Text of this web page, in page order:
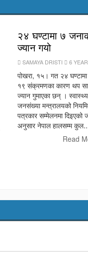
२४ घण्टामा ७
ज्यान गयो
SAMAYA DRISTI 6
पोखरा, १५। गत २४
१९ संक्रमणका कारण थप
ज्यान गुमाएका छन् ।
जनसंख्या मन्त्रालयको
पत्रकार सम्मेलनमा दिइएको
अनुसार नेपाल हालसम्म
Read